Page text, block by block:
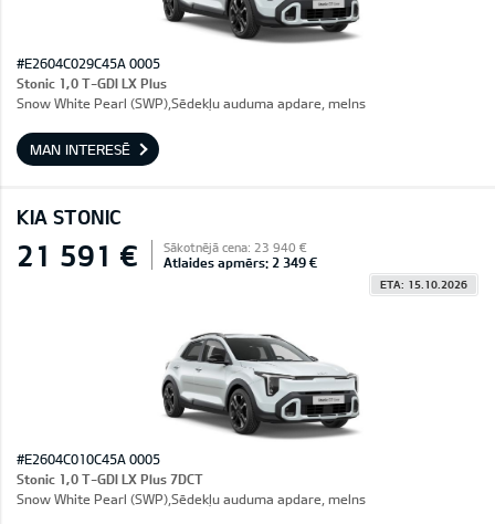
#E2604C029C45A 0005
Stonic 1,0 T-GDI LX Plus
Snow White Pearl (SWP),Sēdekļu auduma apdare, melns
MAN INTERESĒ
KIA STONIC
21 591 € Sākotnējā cena: 23 940 €
Atlaides apmērs: 2 349 €
ETA: 15.10.2026
#E2604C010C45A 0005
Stonic 1,0 T-GDI LX Plus 7DCT
Snow White Pearl (SWP),Sēdekļu auduma apdare, melns